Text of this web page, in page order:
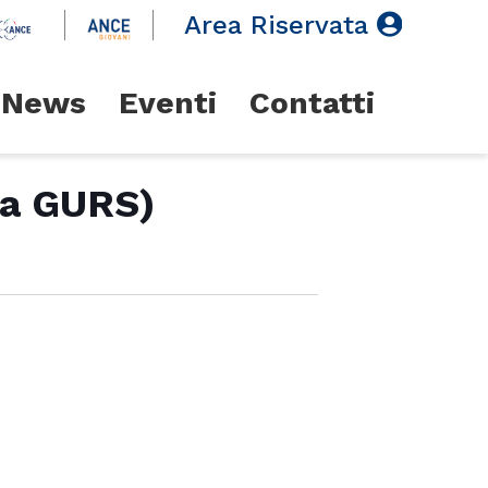
Area Riservata
News Eventi Contatti
GURS)